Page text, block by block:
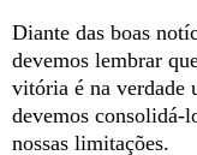
Diante das boas
devemos lembrar
vitória é na verdade
devemos consolidá-
nossas limitações.